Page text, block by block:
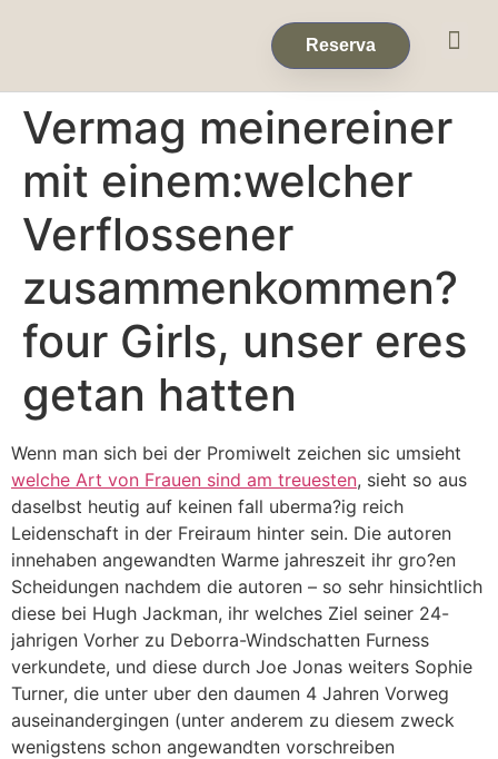
Reserva
Vermag meinereiner
mit einem:welcher
Verflossener
zusammenkommen?
four Girls, unser eres
getan hatten
Wenn man sich bei der Promiwelt zeichen sic umsieht
welche Art von Frauen sind am treuesten, sieht so aus
daselbst heutig auf keinen fall uberma?ig reich
Leidenschaft in der Freiraum hinter sein. Die autoren
innehaben angewandten Warme jahreszeit ihr gro?en
Scheidungen nachdem die autoren – so sehr hinsichtlich
diese bei Hugh Jackman, ihr welches Ziel seiner 24-
jahrigen Vorher zu Deborra-Windschatten Furness
verkundete, und diese durch Joe Jonas weiters Sophie
Turner, die unter uber den daumen 4 Jahren Vorweg
auseinandergingen (unter anderem zu diesem zweck
wenigstens schon angewandten vorschreiben